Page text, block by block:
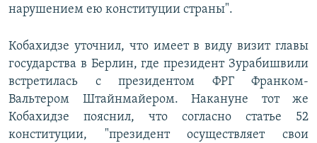
нарушением ею конституции страны".
Кобахидзе уточнил, что имеет в виду визит главы
государства в Берлин, где президент Зурабишвили
встретилась с президентом ФРГ Франком-
Вальтером Штайнмайером. Накануне тот же
Кобахидзе пояснил, что согласно статье 52
конституции, "президент осуществляет свои